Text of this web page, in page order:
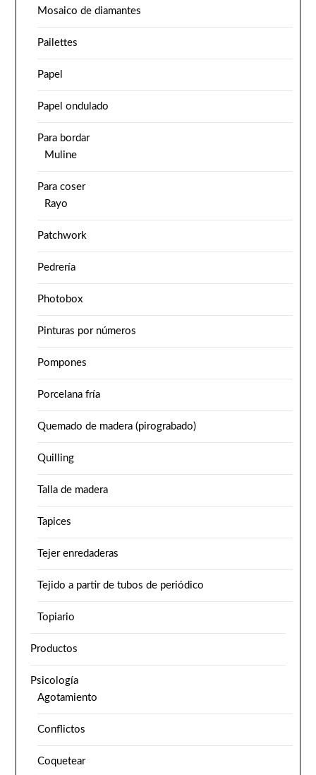
Mosaico de diamantes
Pailettes
Papel
Papel ondulado
Para bordar
Muline
Para coser
Rayo
Patchwork
Pedrería
Photobox
Pinturas por números
Pompones
Porcelana fría
Quemado de madera (pirograbado)
Quilling
Talla de madera
Tapices
Tejer enredaderas
Tejido a partir de tubos de periódico
Topiario
Productos
Psicología
Agotamiento
Conflictos
Coquetear